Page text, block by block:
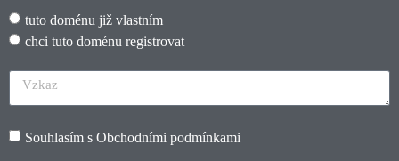
tuto doménu již vlastním
chci tuto doménu registrovat
Souhlasím s Obchodními podmínkami